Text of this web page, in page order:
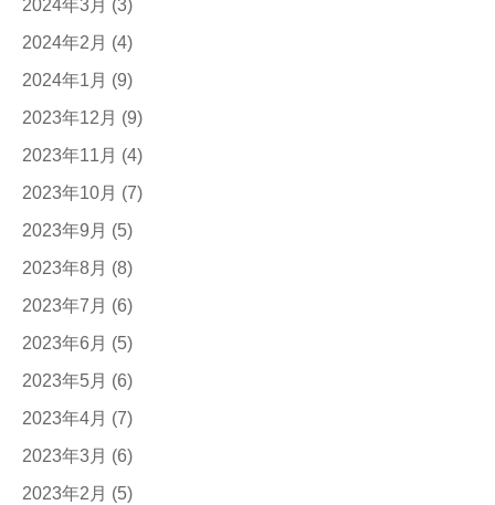
2024年3月 (3)
2024年2月 (4)
2024年1月 (9)
2023年12月 (9)
2023年11月 (4)
2023年10月 (7)
2023年9月 (5)
2023年8月 (8)
2023年7月 (6)
2023年6月 (5)
2023年5月 (6)
2023年4月 (7)
2023年3月 (6)
2023年2月 (5)